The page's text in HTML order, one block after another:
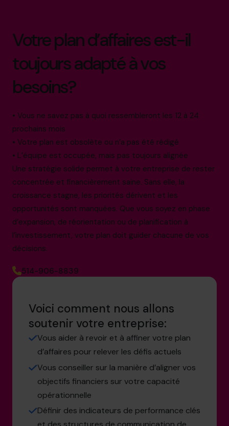
Votre plan d’affaires est-il
toujours adapté à vos
besoins?
• Vous ne savez pas à quoi ressembleront les 12 à 24
prochains mois
• Votre plan est obsolète ou n’a pas été rédigé
• L’équipe est occupée, mais pas toujours alignée
Une stratégie solide permet à votre entreprise de rester
concentrée et financièrement saine. Sans elle, la
croissance stagne, les priorités dérivent et les
opportunités sont manquées. Que vous soyez en phase
d’expansion, de réorientation ou de planification à
l’investissement, votre plan doit guider chacune de vos
décisions.
514-906-8839
Voici comment nous allons
soutenir votre entreprise:
Vous aider à revoir et à affiner votre plan
d’affaires pour relever les défis actuels
Vous conseiller sur la manière d’aligner vos
objectifs financiers sur votre capacité
opérationnelle
Définir des indicateurs de performance clés